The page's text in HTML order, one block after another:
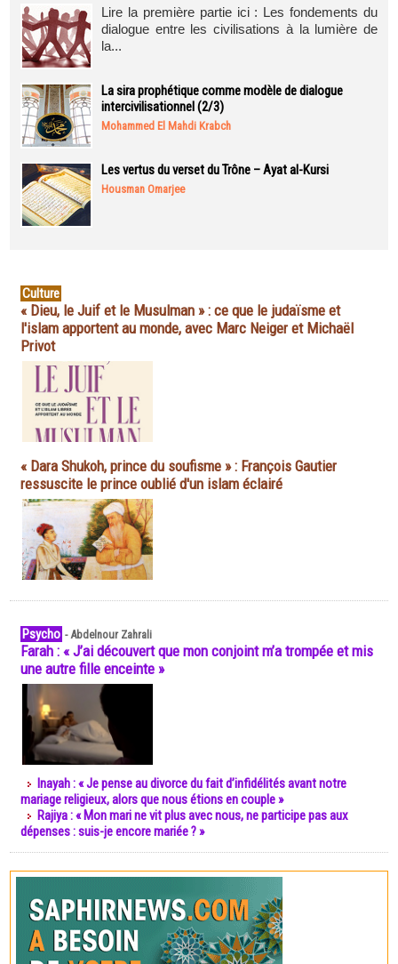
Lire la première partie ici : Les fondements du
dialogue entre les civilisations à la lumière de
la...
La sira prophétique comme modèle de dialogue
intercivilisationnel (2/3)
Mohammed El Mahdi Krabch
Les vertus du verset du Trône – Ayat al-Kursi
Housman Omarjee
Culture
« Dieu, le Juif et le Musulman » : ce que le judaïsme et
l'islam apportent au monde, avec Marc Neiger et Michaël
Privot
« Dara Shukoh, prince du soufisme » : François Gautier
ressuscite le prince oublié d'un islam éclairé
Psycho -Abdelnour Zahrali
Farah : « J’ai découvert que mon conjoint m’a trompée et mis
une autre fille enceinte »
Inayah : « Je pense au divorce du fait d’infidélités avant notre
mariage religieux, alors que nous étions en couple »
Rajiya : « Mon mari ne vit plus avec nous, ne participe pas aux
dépenses : suis-je encore mariée ? »